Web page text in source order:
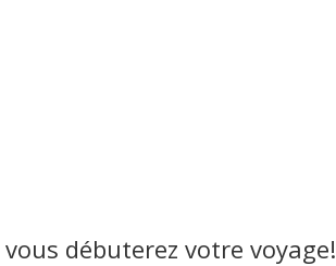
débuterez votre voyage!